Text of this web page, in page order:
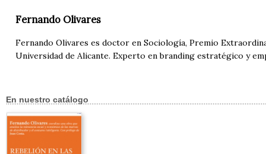
Fernando Olivares
Fernando Olivares es doctor en Sociología, Premio
Universidad de Alicante. Experto en branding estratégico y
En nuestro catálogo